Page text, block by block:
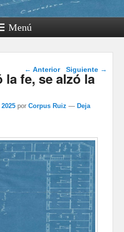
Menú
Navegación de
entradas
← Anterior Siguiente →
la fe, se alzó la
porCorpus Ruiz — Deja